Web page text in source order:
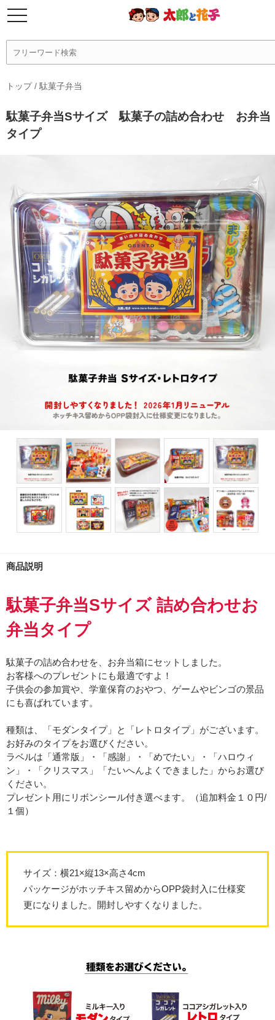
トップ/ 駄菓子弁当
駄菓子弁当Sサイズ 駄菓子の詰め合わせ お弁当
タイプ
商品説明
駄菓子弁当Sサイズ 詰め合わせお
弁当タイプ
駄菓子の詰め合わせを、お弁当箱にセットしました。
お客様へのプレゼントにも最適ですよ！
子供会の参加賞や、学童保育のおやつ、ゲームやビンゴの景品
にも喜ばれています。
種類は、「モダンタイプ」と「レトロタイプ」がございます。
お好みのタイプをお選びください。
ラベルは「通常版」・「感謝」・「めでたい」・「ハロウィ
ン」・「クリスマス」「たいへんよくできました」からお選び
ください。
プレゼント用にリボンシール付き選べます。（追加料金１０円/
１個）
サイズ：横21×縦13×高さ4cm
パッケージがホッチキス留めからOPP袋封入に仕様変
更になりました。開封しやすくなりました。